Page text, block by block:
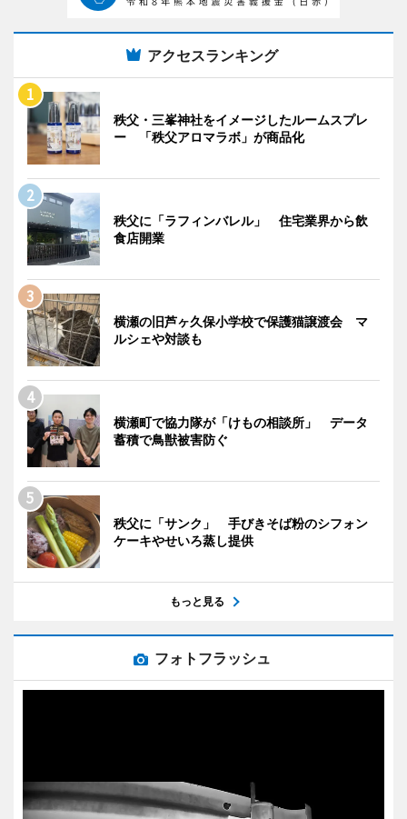
アクセスランキング
秩父・三峯神社をイメージしたルームスプレ
ー 「秩父アロマラボ」が商品化
秩父に「ラフィンバレル」 住宅業界から飲
食店開業
横瀬の旧芦ヶ久保小学校で保護猫譲渡会 マ
ルシェや対談も
横瀬町で協力隊が「けもの相談所」 データ
蓄積で鳥獣被害防ぐ
秩父に「サンク」 手びきそば粉のシフォン
ケーキやせいろ蒸し提供
もっと見る
フォトフラッシュ